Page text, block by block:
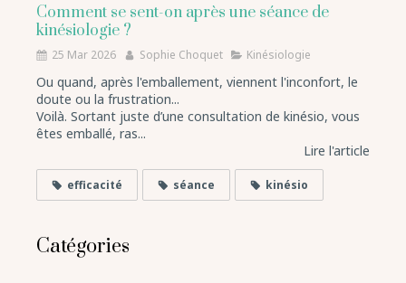
Comment se sent-on après une séance de
kinésiologie ?
25 Mar 2026 Sophie Choquet Kinésiologie
Ou quand, après l'emballement, viennent l'inconfort, le
doute ou la frustration...
Voilà. Sortant juste d’une consultation de kinésio, vous
êtes emballé, ras...
Lire l'article
efficacité séance kinésio
Catégories